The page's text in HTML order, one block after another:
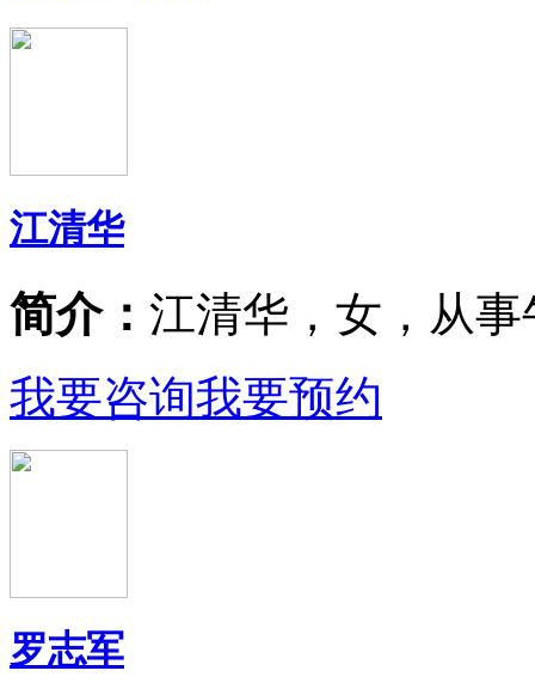
江清华
简介： 江清华，女，从事
我要咨询我要预约
罗志军